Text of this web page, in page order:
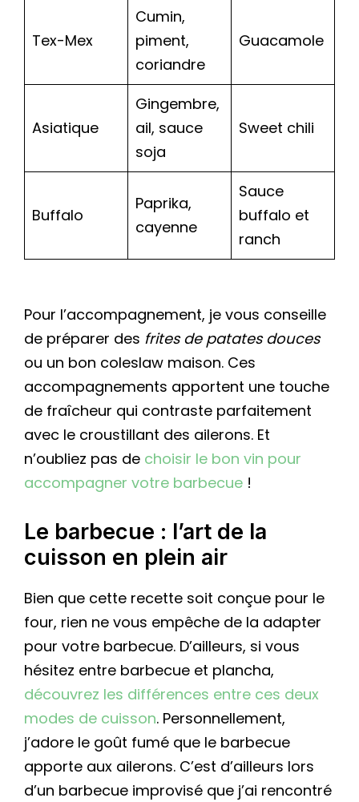
Tex-Mex
Cumin,
piment,
coriandre
Guacamole
Asiatique
Gingembre,
ail, sauce
soja
Sweet chili
Buffalo
Paprika,
cayenne
Sauce
buffalo et
ranch
Pour l’accompagnement, je vous conseille
de préparer des frites de patates douces
ou un bon coleslaw maison. Ces
accompagnements apportent une touche
de fraîcheur qui contraste parfaitement
avec le croustillant des ailerons. Et
n’oubliez pas de choisir le bon vin pour
accompagner votre barbecue !
Le barbecue : l’art de la
cuisson en plein air
Bien que cette recette soit conçue pour le
four, rien ne vous empêche de la adapter
pour votre barbecue. D’ailleurs, si vous
hésitez entre barbecue et plancha,
découvrez les différences entre ces deux
modes de cuisson. Personnellement,
j’adore le goût fumé que le barbecue
apporte aux ailerons. C’est d’ailleurs lors
d’un barbecue improvisé que j’ai rencontré